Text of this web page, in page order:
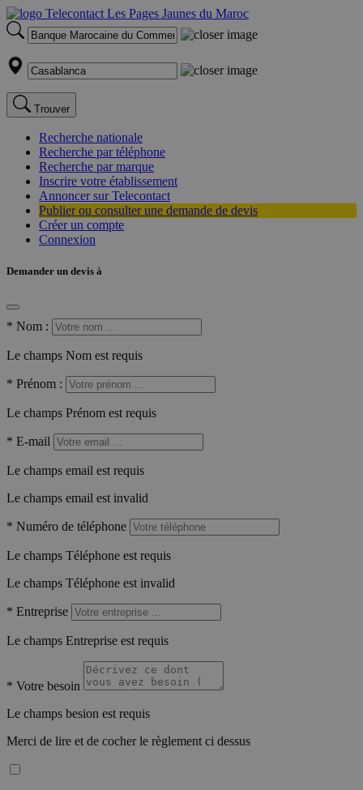
Trouver
Recherche nationale
Recherche par téléphone
Recherche par marque
Inscrire votre établissement
Annoncer sur Telecontact
Publier ou consulter une demande de devis
Créer un compte
Connexion
Demander un devis à
* Nom :
Le champs Nom est requis
* Prénom :
Le champs Prénom est requis
* E-mail
Le champs email est requis
Le champs email est invalid
* Numéro de téléphone
Le champs Téléphone est requis
Le champs Téléphone est invalid
* Entreprise
Le champs Entreprise est requis
* Votre besoin
Le champs besion est requis
Merci de lire et de cocher le règlement ci dessus